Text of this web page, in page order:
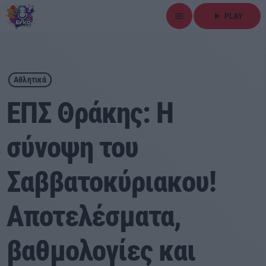
menu play_arrow PLAY
close
play_arrow ΕΡΚΟ
Αρχική
Εκπομπές
Αθλητικά
Αθλητικά
ΕΠΣ Θράκης: Η
σύνοψη του
Σαββατοκύριακου!
Αποτελέσματα,
βαθμολογίες και